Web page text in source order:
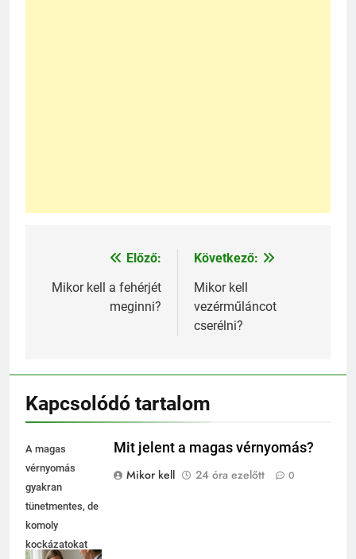
Bejegyzés
navigáció
Előző:
Mikor kell a fehérjét
meginni?
Következő:
Mikor kell
vezérműláncot
cserélni?
Kapcsolódó tartalom
A magas
vérnyomás
gyakran
tünetmentes, de
komoly
kockázatokat
Mit jelent a magas vérnyomás?
Mikor kell
24 óra ezelőtt 0